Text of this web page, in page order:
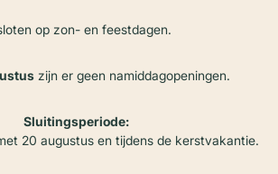
op zon- en feestdagen.
zijn er geen namiddagopeningen.
Sluitingsperiode:
20 augustus en tijdens de kerstvakantie.